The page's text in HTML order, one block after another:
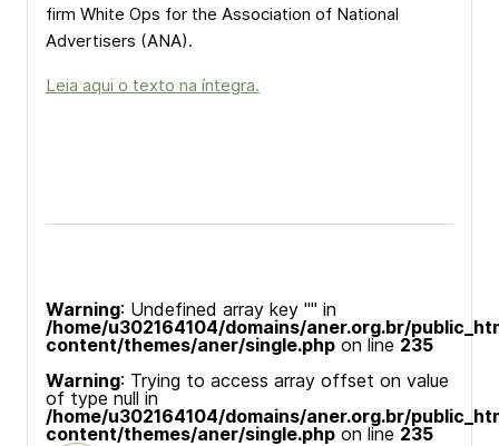
firm White Ops for the Association of National
Advertisers (ANA).
Leia aqui o texto na íntegra.
Warning: Undefined array key "" in
/home/u302164104/domains/aner.org.br/
content/themes/aner/single.php on line 235
Warning: Trying to access array offset on value
of type null in
/home/u302164104/domains/aner.org.br/
content/themes/aner/single.php on line 235